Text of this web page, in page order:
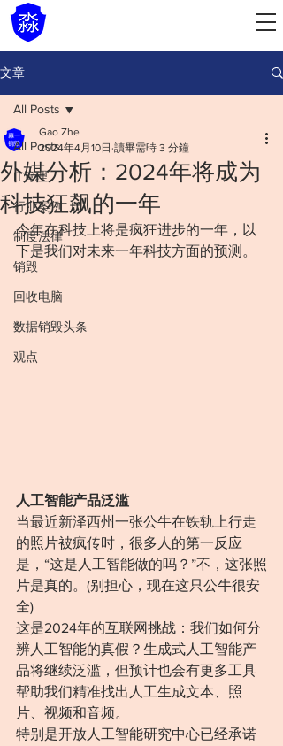
文章
All Posts
IT管理
行业案例
制度法律
销毁
回收电脑
数据销毁头条
观点
All Posts
外媒分析：2024年将成为
科技狂飙的一年
Gao Zhe
2024年4月10日 讀畢需時 3 分鐘
今年在科技上将是疯狂进步的一年，以
下是我们对未来一年科技方面的预测。
人工智能产品泛滥
当最近新泽西州一张公牛在铁轨上行走
的照片被疯传时，很多人的第一反应
是，“这是人工智能做的吗？”不，这张照
片是真的。(别担心，现在这只公牛很安
全)
这是2024年的互联网挑战：我们如何分
辨人工智能的真假？生成式人工智能产
品将继续泛滥，但预计也会有更多工具
帮助我们精准找出人工生成文本、照
片、视频和音频。
特别是开放人工智能研究中心已经承诺